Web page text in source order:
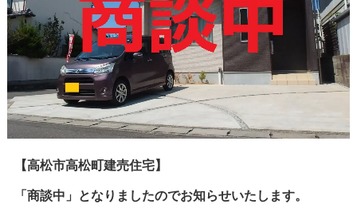
【高松市高松町建売住宅】
「商談中」となりましたのでお知らせいたします。